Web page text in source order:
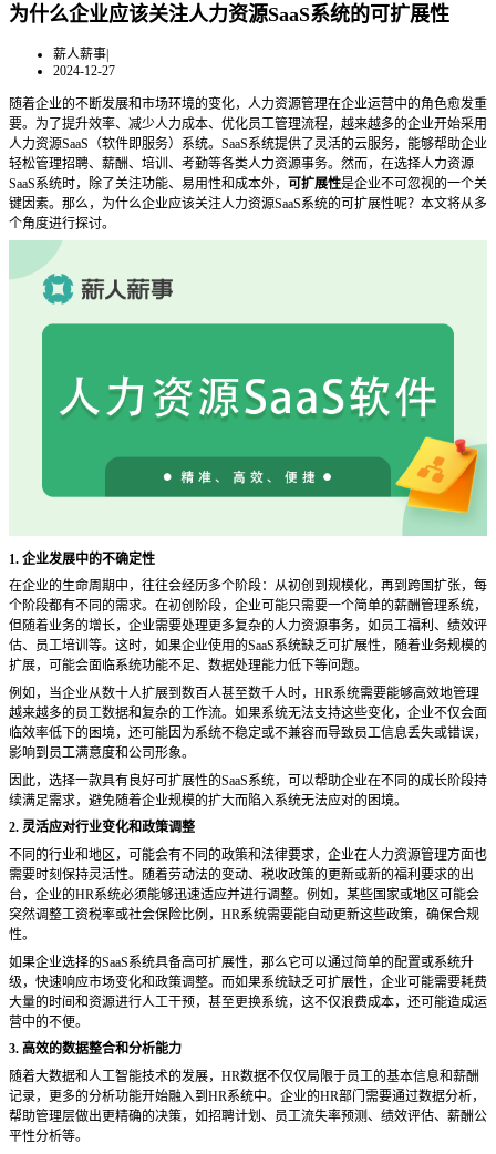
为什么企业应该关注人力资源SaaS系统的可扩展性
薪人薪事|
2024-12-27
随着企业的不断发展和市场环境的变化，人力资源管理在企业运营中的角色愈发重
要。为了提升效率、减少人力成本、优化员工管理流程，越来越多的企业开始采用
人力资源SaaS（软件即服务）系统。SaaS系统提供了灵活的云服务，能够帮助企业
轻松管理招聘、薪酬、培训、考勤等各类人力资源事务。然而，在选择人力资源
SaaS系统时，除了关注功能、易用性和成本外， 可扩展性是企业不可忽视的一个关
键因素。那么，为什么企业应该关注人力资源SaaS系统的可扩展性呢？本文将从多
个角度进行探讨。
1. 企业发展中的不确定性
在企业的生命周期中，往往会经历多个阶段：从初创到规模化，再到跨国扩张，每
个阶段都有不同的需求。在初创阶段，企业可能只需要一个简单的薪酬管理系统，
但随着业务的增长，企业需要处理更多复杂的人力资源事务，如员工福利、绩效评
估、员工培训等。这时，如果企业使用的SaaS系统缺乏可扩展性，随着业务规模的
扩展，可能会面临系统功能不足、数据处理能力低下等问题。
例如，当企业从数十人扩展到数百人甚至数千人时， HR系统需要能够高效地管理
越来越多的员工数据和复杂的工作流。如果系统无法支持这些变化，企业不仅会面
临效率低下的困境，还可能因为系统不稳定或不兼容而导致员工信息丢失或错误，
影响到员工满意度和公司形象。
因此，选择一款具有良好可扩展性的SaaS系统，可以帮助企业在不同的成长阶段持
续满足需求，避免随着企业规模的扩大而陷入系统无法应对的困境。
2. 灵活应对行业变化和政策调整
不同的行业和地区，可能会有不同的政策和法律要求，企业在人力资源管理方面也
需要时刻保持灵活性。随着劳动法的变动、税收政策的更新或新的福利要求的出
台，企业的HR系统必须能够迅速适应并进行调整。例如，某些国家或地区可能会
突然调整工资税率或社会保险比例，HR系统需要能自动更新这些政策，确保合规
性。
如果企业选择的SaaS系统具备高可扩展性，那么它可以通过简单的配置或系统升
级，快速响应市场变化和政策调整。而如果系统缺乏可扩展性，企业可能需要耗费
大量的时间和资源进行人工干预，甚至更换系统，这不仅浪费成本，还可能造成运
营中的不便。
3. 高效的数据整合和分析能力
随着大数据和人工智能技术的发展， HR数据不仅仅局限于员工的基本信息和薪酬
记录，更多的分析功能开始融入到HR系统中。企业的HR部门需要通过数据分析，
帮助管理层做出更精确的决策，如招聘计划、员工流失率预测、绩效评估、薪酬公
平性分析等。